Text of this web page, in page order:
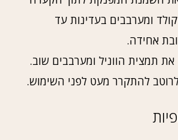
ומערבבים בעדינות עד
אחידה.
את תמצית הווניל ומערבבים שוב.
להתקרר מעט לפני השימוש.